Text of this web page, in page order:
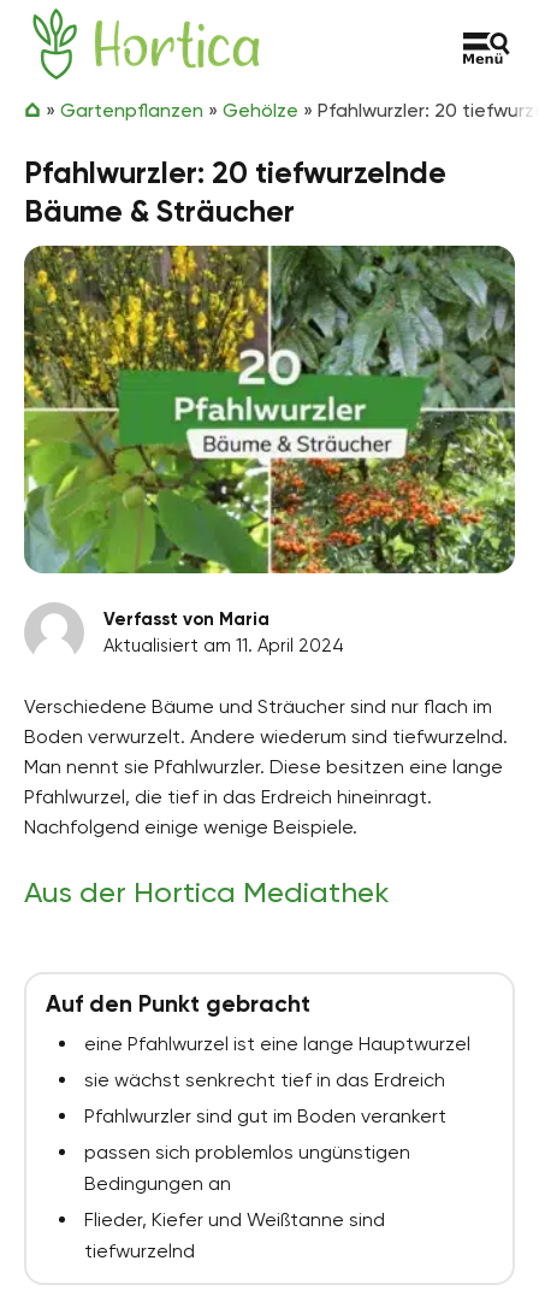
Zum Inhalt springen
Hortica
» Gartenpflanzen » Gehölze » Pfahlwurzler: 20
Pfahlwurzler: 20 tiefwurzelnde
Bäume & Sträucher
Verfasst von Maria
Aktualisiert am 11. April 2024
Verschiedene Bäume und Sträucher sind nur flach im
Boden verwurzelt. Andere wiederum sind tiefwurzelnd.
Man nennt sie Pfahlwurzler. Diese besitzen eine lange
Pfahlwurzel, die tief in das Erdreich hineinragt.
Nachfolgend einige wenige Beispiele.
Aus der Hortica Mediathek
Auf den Punkt gebracht
eine Pfahlwurzel ist eine lange Hauptwurzel
sie wächst senkrecht tief in das Erdreich
Pfahlwurzler sind gut im Boden verankert
passen sich problemlos ungünstigen
Bedingungen an
Flieder, Kiefer und Weißtanne sind
tiefwurzelnd